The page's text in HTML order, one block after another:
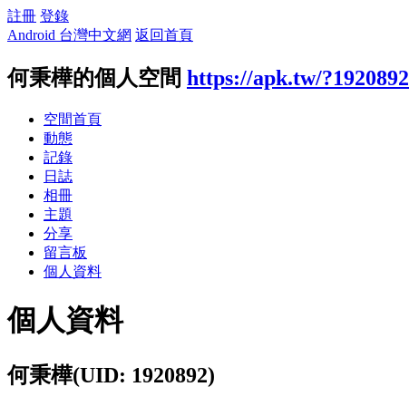
註冊 登錄
Android 台灣中文網 返回首頁
何秉樺的個人空間 https://apk.tw/?1920892
空間首頁
動態
記錄
日誌
相冊
主題
分享
留言板
個人資料
個人資料
何秉樺(UID: 1920892)